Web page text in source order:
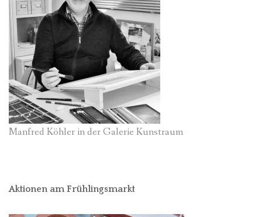
Manfred Köhler in der Galerie Kunstraum
Aktionen am Frühlingsmarkt